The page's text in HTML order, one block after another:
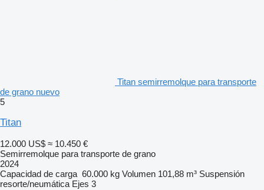
Titan semirremolque para transporte
de grano nuevo
5
Titan
12.000 US$ ≈ 10.450 €
Semirremolque para transporte de grano
2024
Capacidad de carga 60.000 kg Volumen 101,88 m³ Suspensión
resorte/neumática Ejes 3